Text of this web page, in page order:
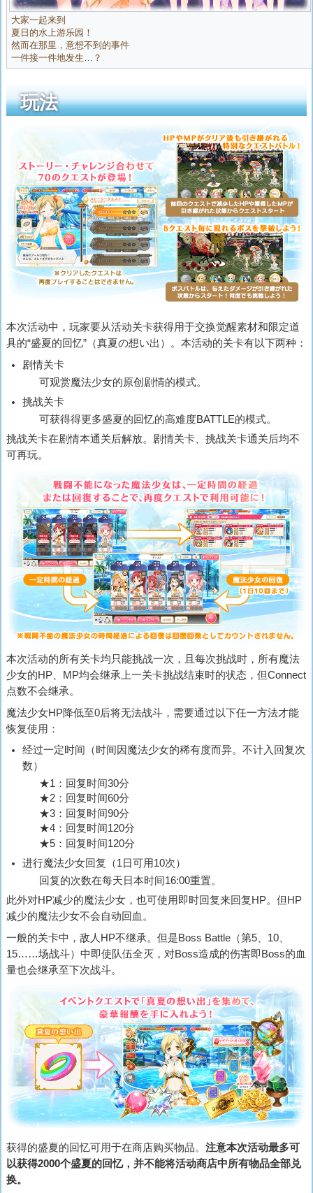
大家一起来到
夏日的水上游乐园！
然而在那里，意想不到的事件
一件接一件地发生…？
玩法
本次活动中，玩家要从活动关卡获得用于交换觉醒素材和限定道
具的“盛夏的回忆”（真夏の想い出 ）。本活动的关卡有以下两种：
剧情关卡
可观赏魔法少女的原创剧情的模式。
挑战关卡
可获得得更多盛夏的回忆的高难度BATTLE的模式。
挑战关卡在剧情本通关后解放。剧情关卡、挑战关卡通关后均不
可再玩。
本次活动的所有关卡均只能挑战一次，且每次挑战时，所有魔法
少女的HP、MP均会继承上一关卡挑战结束时的状态，但Connect
点数不会继承。
魔法少女HP降低至0后将无法战斗，需要通过以下任一方法才能
恢复使用：
经过一定时间（时间因魔法少女的稀有度而异。不计入回复次
数）
★1：回复时间30分
★2：回复时间60分
★3：回复时间90分
★4：回复时间120分
★5：回复时间120分
进行魔法少女回复（1日可用10次）
回复的次数在每天日本时间16:00重置。
此外对HP减少的魔法少女，也可使用即时回复来回复HP。但HP
减少的魔法少女不会自动回血。
一般的关卡中，敌人HP不继承。但是Boss Battle（第5、10、
15……场战斗）中即使队伍全灭，对Boss造成的伤害即Boss的血
量也会继承至下次战斗。
获得的盛夏的回忆可用于在商店购买物品。 注意本次活动最多可
以获得2000个盛夏的回忆，并不能将活动商店中所有物品全部兑
换。